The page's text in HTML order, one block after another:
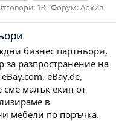
18 Форум:Архив
бизнес партньори,
за разпространение на
eBay.de,
сме малък екип от
в
мебели по поръчка.